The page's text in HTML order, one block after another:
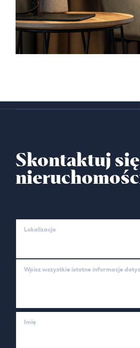
Skontaktuj
Lokalizacja
Wpisz wszystkie istotne informacje
Imię